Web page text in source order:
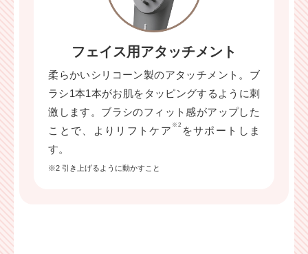
フェイス用アタッチメント
柔らかいシリコーン製のアタッチメント。ブ
ラシ1本1本がお肌をタッピングするように刺
激します。ブラシのフィット感がアップした
ことで、よりリフトケア ※2 をサポートしま
す。
※2 引き上げるように動かすこと